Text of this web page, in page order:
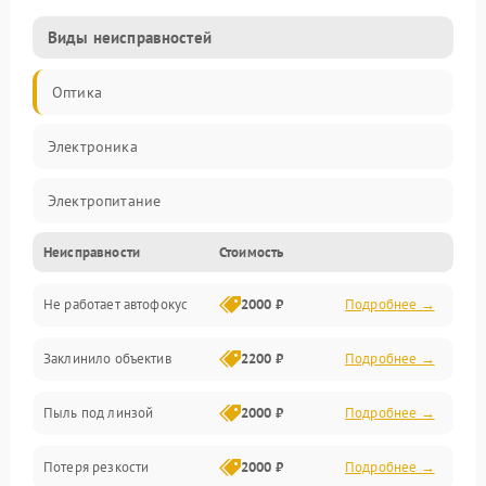
Виды неисправностей
Оптика
Электроника
Электропитание
Видео
Хранение данных
Программное обеспечение
Механические повреждения
Аудио
Неисправности Стоимость
Не работает автофокус 2000 ₽ Подробнее →
Заклинило объектив 2200 ₽ Подробнее →
Пыль под линзой 2000 ₽ Подробнее →
Потеря резкости 2000 ₽ Подробнее →